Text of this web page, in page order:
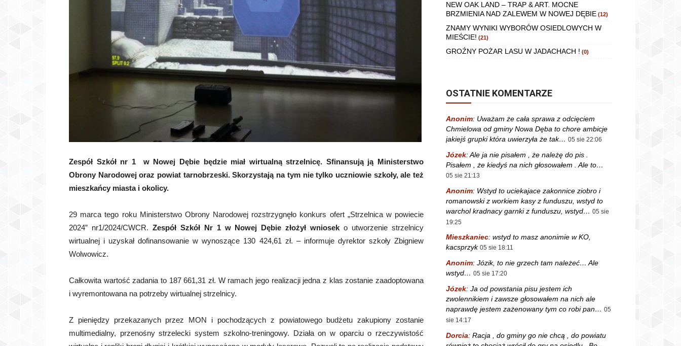
Zespół Szkół nr 1 w Nowej Dębie będzie miał wirtualną strzelnicę. Sfinansują ją Ministerstwo
Obrony Narodowej oraz powiat tarnobrzeski. Skorzystają na tym nie tylko uczniowie szkoły, ale też
mieszkańcy miasta i okolicy.
29 marca tego roku Ministerstwo Obrony Narodowej rozstrzygnęło konkurs ofert „Strzelnica w powiecie
2024” nr1/2024/CWCR. Zespół Szkół Nr 1 w Nowej Dębie złożył wniosek o utworzenie strzelnicy
wirtualnej i uzyskał dofinansowanie w wynoszące 130 424,61 zł. – informuje dyrektor szkoły Zbigniew
Wolwowicz.
Całkowita wartość zadania to 187 661,31 zł. W ramach jego realizacji jedna z klas zostanie zaadoptowana
i wyremontowana na potrzeby wirtualnej strzelnicy.
Z pieniędzy przekazanych przez MON i pochodzących z powiatowego budżetu zakupiony zostanie
multimedialny, przenośny strzelecki system szkolno-treningowy. Działa on w oparciu o rzeczywistość
NEW OAK LAND – TRAP & ART. MOCNE
BRZMIENIA NAD ZALEWEM W NOWEJ DĘBIE (12)
ZNAMY WYNIKI WYBORÓW OSIEDLOWYCH W
MIEŚCIE! (21)
GROŹNY POŻAR LASU W JADACHACH ! (0)
OSTATNIE KOMENTARZE
Anonim: Uważam że cała sprawa z odcięciem
Chmielowa od gminy Nowa Dęba to chore ambicje
jakiejś grupki która uwierzyła że tak… 05 sie 22:06
Józek:Ale ja nie pisałem , że należę do pis .
Pisałem , że kiedyś na nich głosowałem . Ale to…
05 sie 21:13
Anonim: Wstyd to uciekajace zakonnice ziobro i
romanowski z workiem kasy z funduszu, wstyd to
warchol kradnacy garnki z funduszu, wstyd… 05 sie
19:25
Mieszkaniec: wstyd to masz anonimie w KO,
kacsprzyk 05 sie 18:11
Anonim: Józik, to nie grzech tam należeć… Ale
wstyd… 05 sie 17:20
Józek: Ja od powstania pisu jestem ich
zwolennikiem i zawsze głosowałem na nich ale
naprawdę jestem zażenowany tym co robi pan… 05
sie 14:17
Dorcia: Racja , do gminy go nie chcą , do powiatu